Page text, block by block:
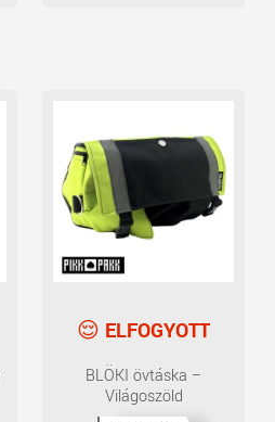
ELFOGYOTT
BLÖKI övtáska –
Világoszöld